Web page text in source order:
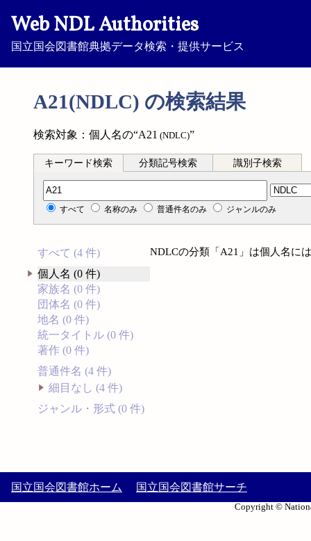
Web NDL Authorities
国立国会図書館典拠データ検索・提供サービス
A21(NDLC) の検索結果
検索対象：個人名の“A21 (NDLC)”
キーワード検索 分類記号検索 識別子検索
分類記号検索
すべて 名称のみ 普通件名のみ ジャンルのみ
すべて (4 件)
個人名 (0 件)
家族名 (0 件)
団体名 (0 件)
地名 (0 件)
統一タイトル (0 件)
著作 (0 件)
普通件名 (4 件)
細目なし (4 件)
ジャンル・形式 (0 件)
NDLCの分類「A21」は個人名に
国立国会図書館ホーム 国立国会図書館サーチ
Copyright ©